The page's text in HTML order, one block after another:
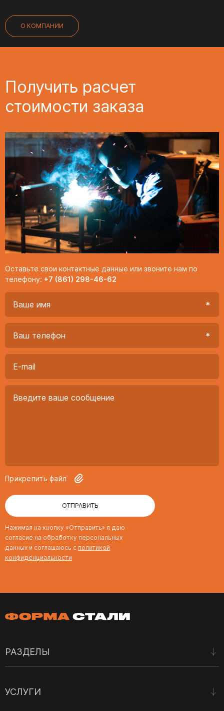
О КОМПАНИИ
Получить расчет
стоимости заказа
Оставьте свои контактные данные или звоните нам по
телефону: +7 (861) 298-46-62
Прикрепить файл
ОТПРАВИТЬ
Нажимая на кнопку «Отправить» я даю
согласие на обработку персональных
данных и соглашаюсь с политикой
конфиденциальности
УСЛУГИ
РАЗДЕЛЫ
Отзывы